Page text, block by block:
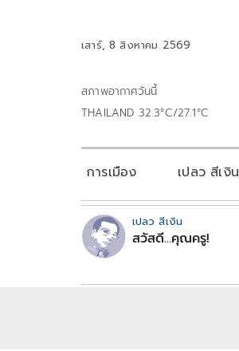
เสาร์, 8 สิงหาคม 2569
สภาพอากาศวันนี้
THAILAND 32.3°C/27.1°C
การเมือง เปลว สีเงิน
เปลว สีเงิน
สวัสดี...คุณครู!